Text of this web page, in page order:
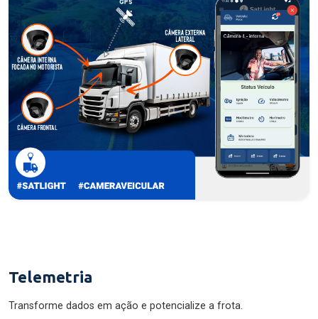
Telemetria
Transforme dados em ação e potencialize a frota.